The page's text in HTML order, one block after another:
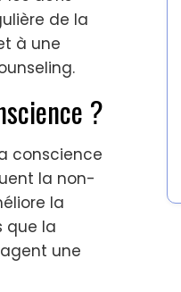
de la
à une
?
conscience
la non-
la
que la
une